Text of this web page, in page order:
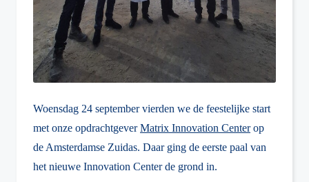
Woensdag 24 september vierden we de feestelijke start
met onze opdrachtgeverMatrix Innovation Centerop
de Amsterdamse Zuidas. Daar ging de eerste paal van
het nieuwe Innovation Center de grond in.